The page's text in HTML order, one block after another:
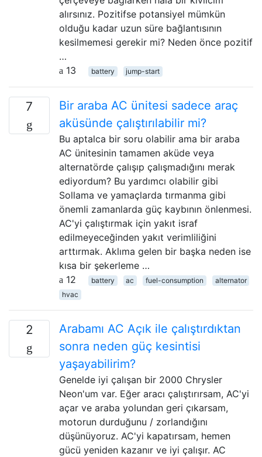
alırsınız. Pozitifse potansiyel mümkün
olduğu kadar uzun süre bağlantısının
kesilmemesi gerekir mi? Neden önce pozitif
…
13
battery jump-start
7
Bir araba AC ünitesi sadece araç
aküsünde çalıştırılabilir mi?
Bu aptalca bir soru olabilir ama bir araba
AC ünitesinin tamamen aküde veya
alternatörde çalışıp çalışmadığını merak
ediyordum? Bu yardımcı olabilir gibi
Sollama ve yamaçlarda tırmanma gibi
önemli zamanlarda güç kaybının önlenmesi.
AC'yi çalıştırmak için yakıt israf
edilmeyeceğinden yakıt verimliliğini
arttırmak. Aklıma gelen bir başka neden ise
kısa bir şekerleme …
12
battery ac fuel-consumption
alternator
hvac
2
Arabamı AC Açık ile çalıştırdıktan
sonra neden güç kesintisi
yaşayabilirim?
Genelde iyi çalışan bir 2000 Chrysler
Neon'um var. Eğer aracı çalıştırırsam, AC'yi
açar ve araba yolundan geri çıkarsam,
motorun durduğunu / zorlandığını
düşünüyoruz. AC'yi kapatırsam, hemen
gücü yeniden kazanır ve iyi çalışır. AC